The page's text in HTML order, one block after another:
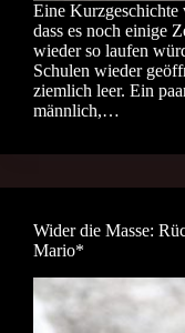
Eine Kurzgeschichte
dass es noch einige
wieder so laufen
Schulen wieder
ziemlich leer. Ein
männlich,…
Wider die Masse:
Mario*